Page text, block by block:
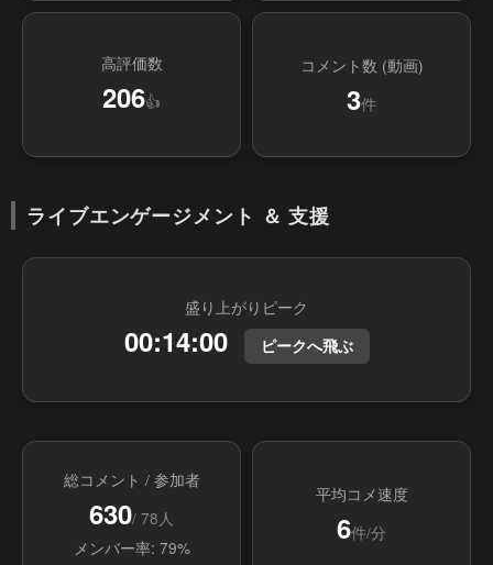
高評価数
206👍
コメント数 (動画)
3件
ライブエンゲージメント ＆ 支援
盛り上がりピーク
00:14:00 ピークへ飛ぶ
総コメント / 参加者
630/ 78人
メンバー率: 79%
平均コメ速度
6件/分